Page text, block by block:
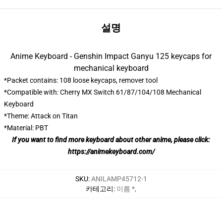
설명
Anime Keyboard - Genshin Impact Ganyu 125 keycaps for
mechanical keyboard
*Packet contains: 108 loose keycaps, remover tool
*Compatible with: Cherry MX Switch 61/87/104/108 Mechanical
Keyboard
*Theme: Attack on Titan
*Material: PBT
If you want to find more keyboard about other anime, please click:
https://animekeyboard.com/
SKU:ANILAMP45712-1
카테고리: 이름 *,